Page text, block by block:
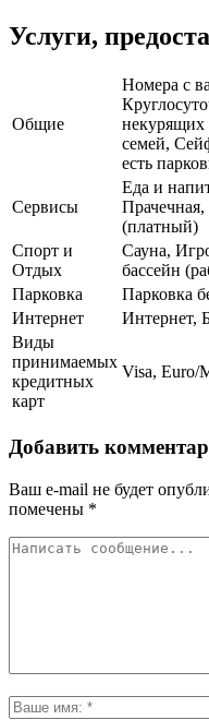
Услуги,
Общие
Номера с
некурящих
семей,
есть
Сервисы
Еда и
Прачечная,
(платный)
Спорт и
Отдых
Сауна,
бассейн
Парковка
Парковка
Интернет
Интернет,
Виды
принимаемых
кредитных
карт
Visa, Euro/
Добавить
Ваш e-mail не будет
помечены *